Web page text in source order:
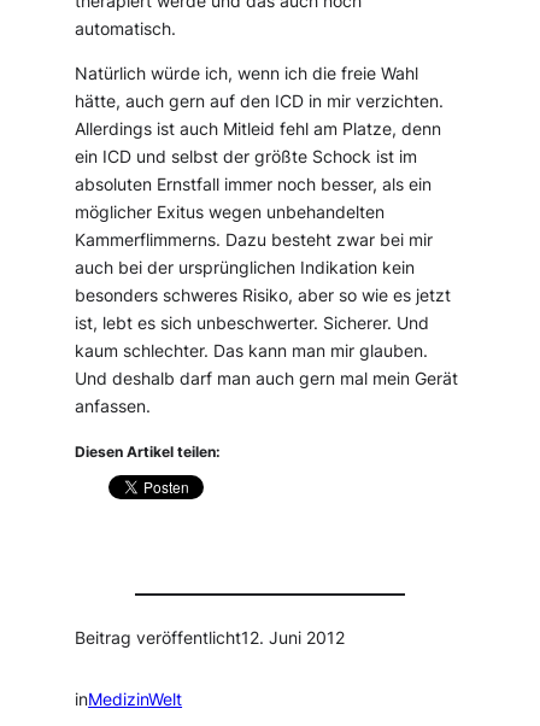
automatisch.
Natürlich würde ich, wenn ich die freie Wahl
hätte, auch gern auf den ICD in mir verzichten.
Allerdings ist auch Mitleid fehl am Platze, denn
ein ICD und selbst der größte Schock ist im
absoluten Ernstfall immer noch besser, als ein
möglicher Exitus wegen unbehandelten
Kammerflimmerns. Dazu besteht zwar bei mir
auch bei der ursprünglichen Indikation kein
besonders schweres Risiko, aber so wie es jetzt
ist, lebt es sich unbeschwerter. Sicherer. Und
kaum schlechter. Das kann man mir glauben.
Und deshalb darf man auch gern mal mein Gerät
anfassen.
Diesen Artikel teilen:
Beitrag veröffentlicht12. Juni 2012
inMedizinWelt